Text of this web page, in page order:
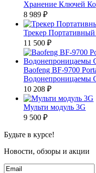
Хранение Ключей
8 989 ₽
Трекер Портативный
11 500 ₽
Baofeng BF-9700
Водонепроницаемы
10 208 ₽
Мульти модуль 3G
9 500 ₽
Будьте в курсе!
Новости, обзоры и акции